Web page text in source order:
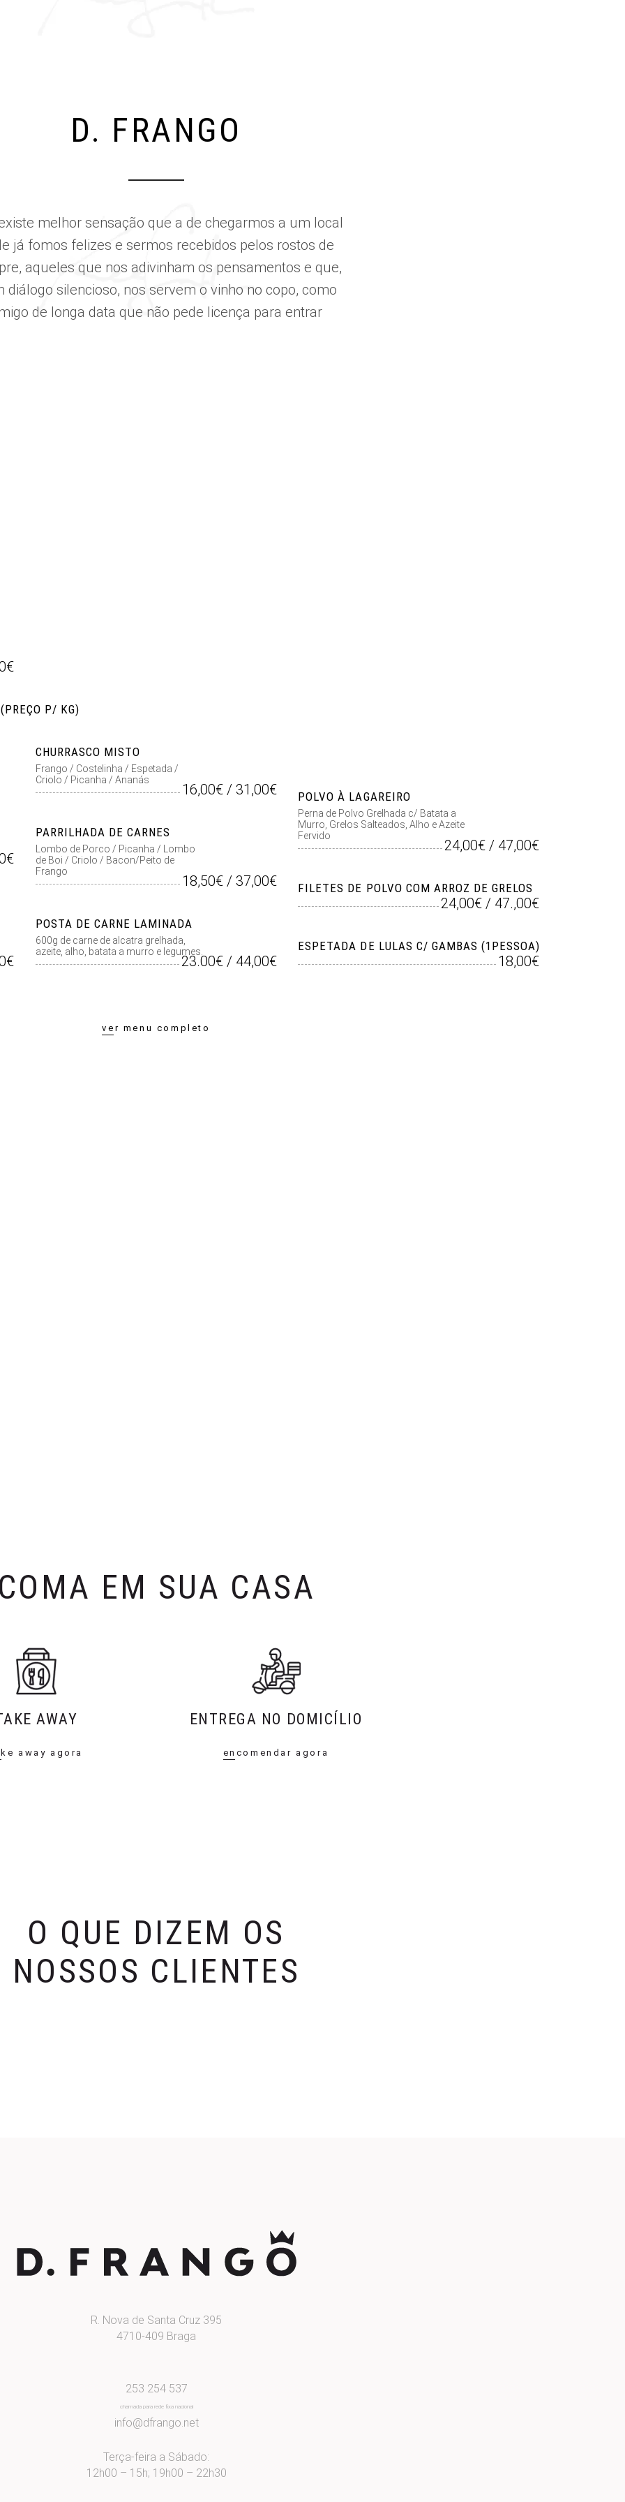
D. FRANGO
melhor sensação que a de chegarmos a um local
já fomos felizes e sermos recebidos pelos rostos de
aqueles que nos adivinham os pensamentos e que,
diálogo silencioso, nos servem o vinho no copo, como
de longa data que não pede licença para entrar
P/ KG)
CHURRASCO MISTO
Frango / Costelinha / Espetada /
Criolo / Picanha / Ananás
16,00€ / 31,00€
PARRILHADA DE CARNES
Lombo de Porco / Picanha / Lombo
de Boi / Criolo / Bacon/Peito de
Frango
18,50€ / 37,00€
POSTA DE CARNE LAMINADA
600g de carne de alcatra grelhada,
azeite, alho, batata a murro e legumes.
23.00€ / 44,00€
POLVO À LAGAREIRO
Perna de Polvo Grelhada c/ Batata a
Murro, Grelos Salteados, Alho e Azeite
Fervido
24,00€ / 47,00€
FILETES DE POLVO COM ARROZ DE GRELOS
24,00€ / 47.,00€
ESPETADA DE LULAS C/ GAMBAS (1PESSOA)
18,00€
ver menu completo
EM SUA CASA
AWAY
away agora
ENTREGA NO DOMICÍLIO
encomendar agora
O QUE DIZEM OS
NOSSOS CLIENTES
R. Nova de Santa Cruz 395
4710-409 Braga
253 254 537
chamada para rede fixa nacional
info@dfrango.net
Terça-feira a Sábado:
12h00 – 15h; 19h00 – 22h30